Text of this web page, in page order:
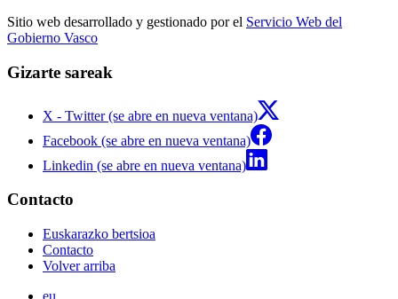
Sitio web desarrollado y gestionado por el Servicio Web del
Gobierno Vasco
Gizarte sareak
X - Twitter (se abre en nueva ventana)
Facebook (se abre en nueva ventana)
Linkedin (se abre en nueva ventana)
Contacto
Euskarazko bertsioa
Contacto
Volver arriba
eu